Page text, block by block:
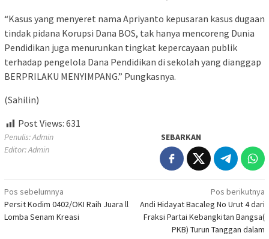
“Kasus yang menyeret nama Apriyanto kepusaran kasus dugaan
tindak pidana Korupsi Dana BOS, tak hanya mencoreng Dunia
Pendidikan juga menurunkan tingkat kepercayaan publik
terhadap pengelola Dana Pendidikan di sekolah yang dianggap
BERPRILAKU MENYIMPANG.” Pungkasnya.
(Sahilin)
Post Views: 631
Penulis: Admin
Editor: Admin
SEBARKAN
Navigasi
pos
Pos sebelumnya
Persit Kodim 0402/OKI Raih Juara ll
Lomba Senam Kreasi
Pos berikutnya
Andi Hidayat Bacaleg No Urut 4 dari
Fraksi Partai Kebangkitan Bangsa(
PKB) Turun Tanggan dalam